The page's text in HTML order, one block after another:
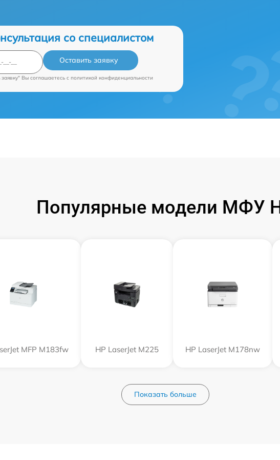
со специалистом
Оставить заявку
Вы соглашаетесь c политикой конфиденциальности
Популярные модели МФУ
MFP M183fw HP LaserJet M225 HP LaserJet M178nw
Показать больше